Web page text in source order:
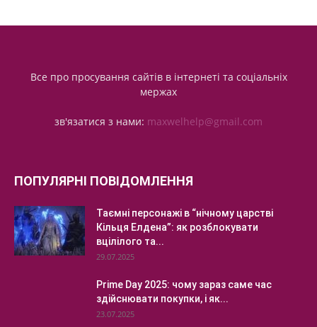
Все про просування сайтів в інтернеті та соціальніх
мержах
зв'язатися з нами: maxwelhelp@gmail.com
ПОПУЛЯРНІ ПОВІДОМЛЕННЯ
Таємні персонажі в “нічному царстві
Кільця Елдена”: як розблокувати
вцілілого та...
29.07.2025
Prime Day 2025: чому зараз саме час
здійснювати покупки, і як...
23.07.2025